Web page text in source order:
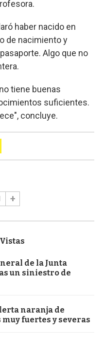
haber nacido en
de nacimiento y
Algo que no
tiene buenas
suficientes.
concluye.
de la Junta
un siniestro de
naranja de
fuertes y severas